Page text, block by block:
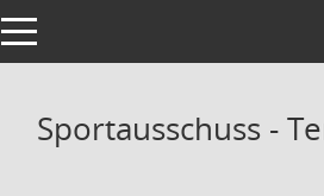
Toggle navigation
Sportausschuss -